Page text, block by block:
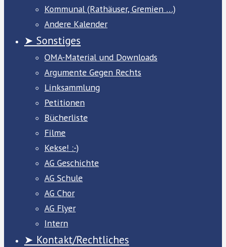
Kommunal (Rathäuser, Gremien …)
Andere Kalender
➤ Sonstiges
OMA-Material und Downloads
Argumente Gegen Rechts
Linksammlung
Petitionen
Bücherliste
Filme
Kekse! :-)
AG Geschichte
AG Schule
AG Chor
AG Flyer
Intern
➤ Kontakt/Rechtliches